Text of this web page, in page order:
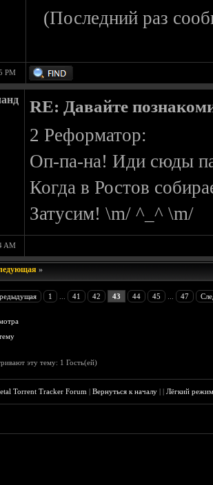
(Последний раз
PM
RE: Давайте
2 Реформатор:
Оп-па-на! Иди сюды
Когда в Ростов
Затусим! \m/ ^_^ \m/
AM
»
1 41 42 43 44 45 47
эту тему: 1 Гость(ей)
Torrent Tracker Forum |Вернуться к началу ||Лёгкий